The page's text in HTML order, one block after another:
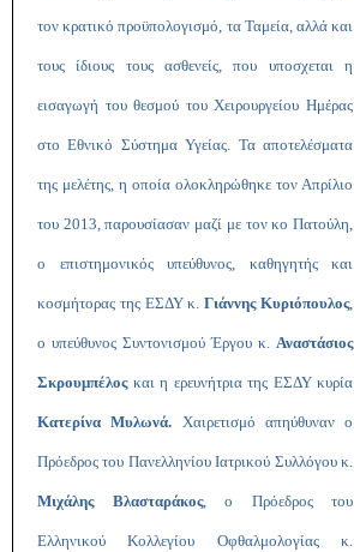
τον κρατικό προϋπολογισμό, τα Ταμεία, αλλά και
τους ίδιους τους ασθενείς, που υποσχεται η
εισαγωγή του θεσμού του Χειρουργείου Ημέρας
στο Εθνικό Σύστημα Υγείας. Τα αποτελέσματα
της μελέτης, η οποία ολοκληρώθηκε τον Απρίλιο
του 2013, παρουσίασαν μαζί με τον κο Πατούλη,
ο επιστημονικός υπεύθυνος, καθηγητής και
κοσμήτορας της ΕΣΔΥ κ. Γιάννης Κυριόπουλος,
ο υπεύθυνος Συντονισμού Έργου κ. Αναστάσιος
Σκρουμπέλοςκαι η ερευνήτρια της ΕΣΔΥ κυρία
Κατερίνα Μυλωνά. Χαιρετισμό απηύθυναν ο
Πρόεδρος του Πανελληνίου Ιατρικού Συλλόγου κ.
Μιχάλης Βλασταράκος, ο Πρόεδρος του
Ελληνικού Κολλεγίου Οφθαλμολογίας κ.